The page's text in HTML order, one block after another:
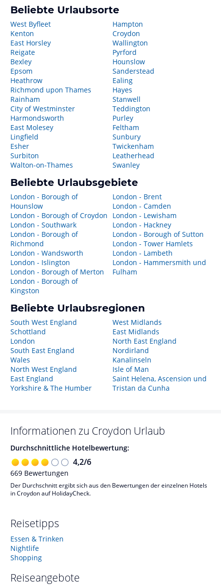
Beliebte Urlaubsorte
West Byfleet
Kenton
East Horsley
Reigate
Bexley
Epsom
Heathrow
Richmond upon Thames
Rainham
City of Westminster
Harmondsworth
East Molesey
Lingfield
Esher
Surbiton
Walton-on-Thames
Hampton
Croydon
Wallington
Pyrford
Hounslow
Sanderstead
Ealing
Hayes
Stanwell
Teddington
Purley
Feltham
Sunbury
Twickenham
Leatherhead
Swanley
Beliebte Urlaubsgebiete
London - Borough of
Hounslow
London - Borough of Croydon
London - Southwark
London - Borough of
Richmond
London - Wandsworth
London - Islington
London - Borough of Merton
London - Borough of
Kingston
London - Brent
London - Camden
London - Lewisham
London - Hackney
London - Borough of Sutton
London - Tower Hamlets
London - Lambeth
London - Hammersmith und
Fulham
Beliebte Urlaubsregionen
South West England
Schottland
London
South East England
Wales
North West England
East England
Yorkshire & The Humber
West Midlands
East Midlands
North East England
Nordirland
Kanalinseln
Isle of Man
Saint Helena, Ascension und
Tristan da Cunha
Informationen zu Croydon Urlaub
Durchschnittliche Hotelbewertung:
4,2/6
669 Bewertungen
Der Durchschnitt ergibt sich aus den Bewertungen der einzelnen Hotels
in Croydon auf HolidayCheck.
Reisetipps
Essen & Trinken
Nightlife
Shopping
Reiseangebote